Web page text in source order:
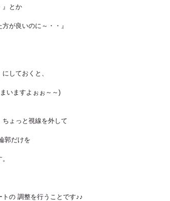
』とか
が良いのに～・・』
しておくと、
いますよぉぉ～～)
ょっと視線を外して
郭だけを
の 調整を行うことです♪♪